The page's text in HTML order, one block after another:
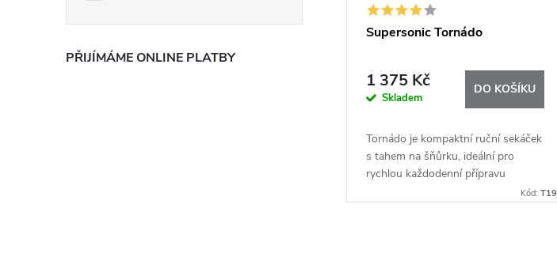
PŘIJÍMÁME ONLINE PLATBY
Supersonic Tornádo
1 375 Kč
Skladem
DO KOŠÍKU
Tornádo je kompaktní ruční sekáček
s tahem na šňůrku, ideální pro
rychlou každodenní přípravu
bylinek, zeleniny, ovoce i dipů. Díky
Kód:T19